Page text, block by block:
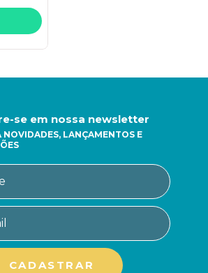
se em nossa newsletter
NOVIDADES, LANÇAMENTOS E